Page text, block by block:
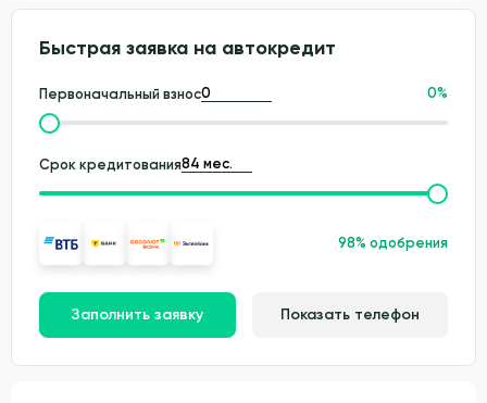
Быстрая заявка на автокредит
Первоначальный взнос 0%
Срок кредитования
98% одобрения
Заполнить заявку Показать телефон